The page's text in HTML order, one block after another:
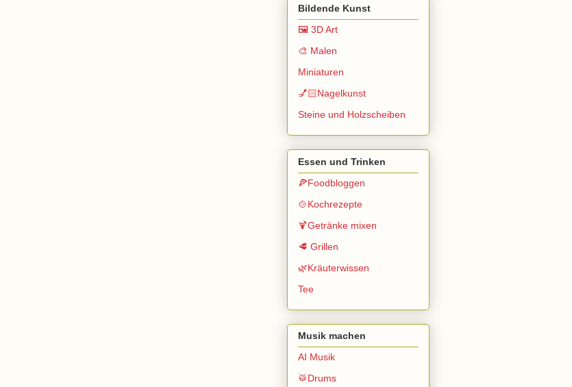
Bildende Kunst
🖼️ 3D Art
🎨 Malen
Miniaturen
💅🏻Nagelkunst
Steine und Holzscheiben
Essen und Trinken
🍕Foodbloggen
🍲Kochrezepte
🍹Getränke mixen
🥩 Grillen
🌿Kräuterwissen
Tee
Musik machen
AI Musik
🥁Drums